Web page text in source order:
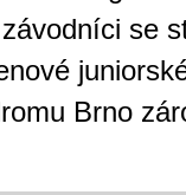
se
Brno
kasinové
automaty jak
V...